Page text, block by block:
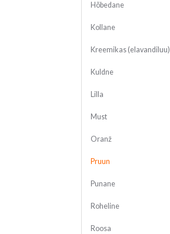
Hõbedane
Kollane
Kreemikas (elavandiluu)
Kuldne
Lilla
Must
Oranž
Pruun
Punane
Roheline
Roosa